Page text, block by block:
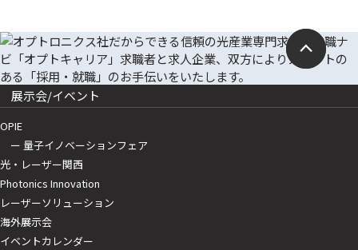
展示会/イベント
OPIE
ー 量子イノベーションフェア
光・レーザー関西
Photonics Innovation
レーザーソリューション
海外展示会
イベントカレンダー